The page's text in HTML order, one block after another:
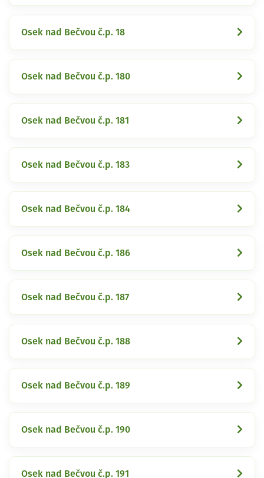
Osek nad Bečvou č.p. 18
Osek nad Bečvou č.p. 180
Osek nad Bečvou č.p. 181
Osek nad Bečvou č.p. 183
Osek nad Bečvou č.p. 184
Osek nad Bečvou č.p. 186
Osek nad Bečvou č.p. 187
Osek nad Bečvou č.p. 188
Osek nad Bečvou č.p. 189
Osek nad Bečvou č.p. 190
Osek nad Bečvou č.p. 191